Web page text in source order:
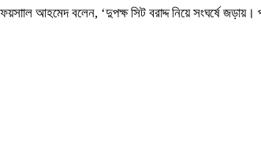
আহমেদ বলেন, ‘দুপক্ষ সিট বরাদ্দ নিয়ে সংঘর্ষে